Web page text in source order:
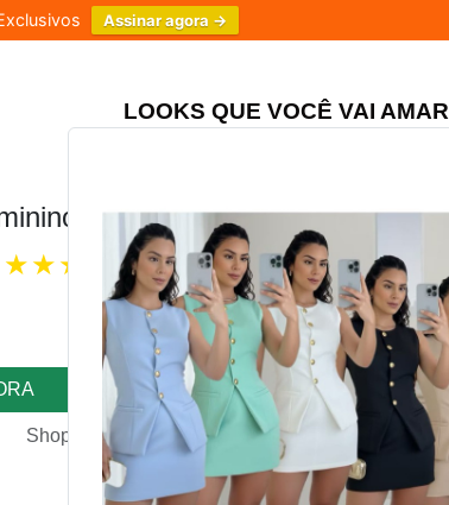
Assinar agora →
Longo Três Marias
4.8
Shopee.com.br
LOOKS QUE VOCÊ VAI AMAR